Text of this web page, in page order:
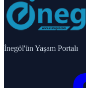
İnegöl'ün Yaşam Portalı